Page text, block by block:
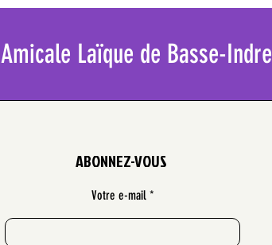
Amicale Laïque de Basse-Indre
ABONNEZ-VOUS
Votre e-mail